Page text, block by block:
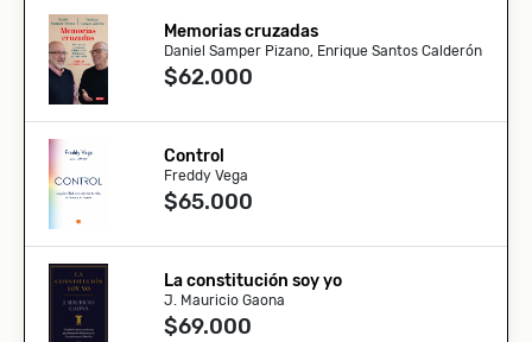
Memorias cruzadas
Daniel Samper Pizano, Enrique Santos Calderón
$62.000
Control
Freddy Vega
$65.000
La constitución soy yo
J. Mauricio Gaona
$69.000